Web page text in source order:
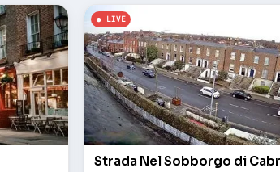
Strada Nel Sobborgo di